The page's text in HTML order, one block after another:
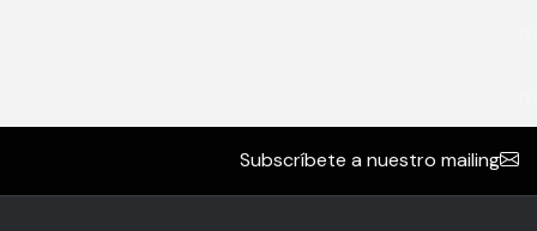
Subscríbete a nuestro mailing